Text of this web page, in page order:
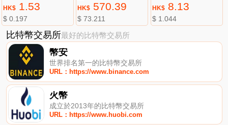
HK$1.53
$ 0.197
HK$ 570.39
$ 73.211
HK$8.13
$ 1.044
比特幣交易所最好的比特幣交易所
幣安
世界排名第一的比特幣交易所
URL：https://www.binance.com
火幣
成立於2013年的比特幣交易所
URL：https://www.huobi.com